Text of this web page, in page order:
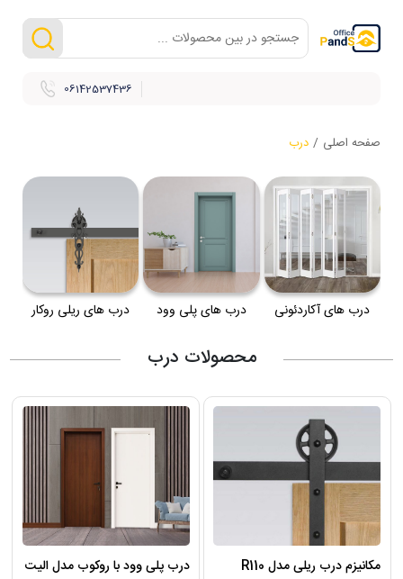
06142537436
صفحه اصلی / درب
درب های آکاردئونی درب های پلی وود درب های ریلی روکار
محصولات درب
مکانیزم درب ریلی مدل R110
درب پلی وود با روکوب مدل الیت